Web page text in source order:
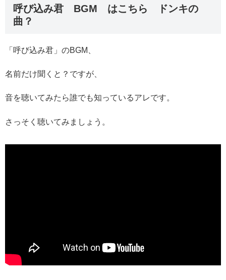
呼び込み君 BGM はこちら ドンキの
曲？
「呼び込み君」のBGM、
名前だけ聞くと？ですが、
音を聴いてみたら誰でも知っているアレです。
さっそく聴いてみましょう。